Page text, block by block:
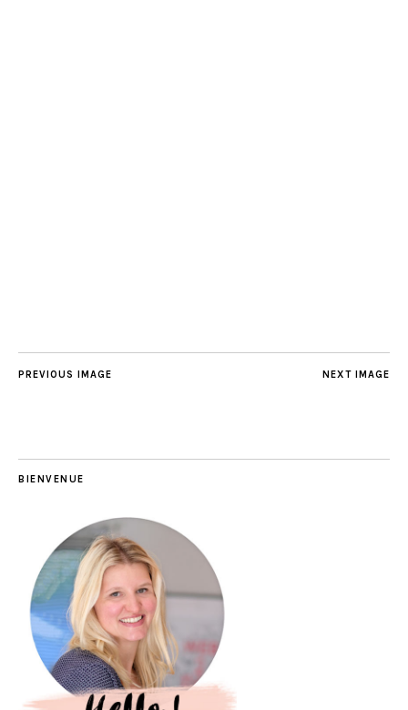
NEXT IMAGE
PREVIOUS IMAGE
BIENVENUE